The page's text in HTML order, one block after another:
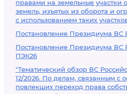
правами на земельные участки
земель, изъятых из оборота и
с использованием таких
Постановление Президиума ВС
Постановление Президиума ВС
ПЭК26
"Тематический обзор ВС
12/2026. По делам, связанным с
повлекших переход права